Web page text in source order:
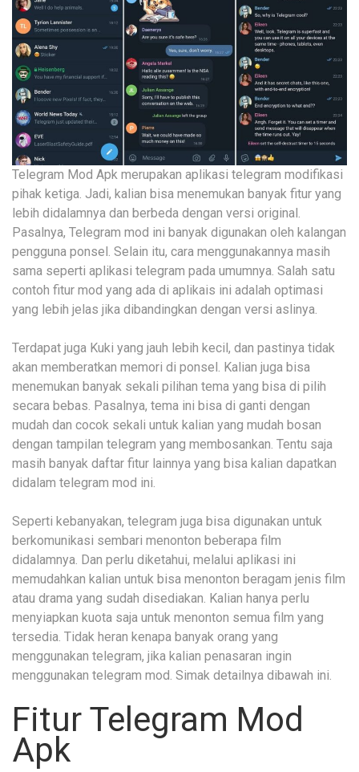
Telegram Mod Apk merupakan aplikasi telegram modifikasi
pihak ketiga. Jadi, kalian bisa menemukan banyak fitur yang
lebih didalamnya dan berbeda dengan versi original.
Pasalnya, Telegram mod ini banyak digunakan oleh kalangan
pengguna ponsel. Selain itu, cara menggunakannya masih
sama seperti aplikasi telegram pada umumnya. Salah satu
contoh fitur mod yang ada di aplikais ini adalah optimasi
yang lebih jelas jika dibandingkan dengan versi aslinya.
Terdapat juga Kuki yang jauh lebih kecil, dan pastinya tidak
akan memberatkan memori di ponsel. Kalian juga bisa
menemukan banyak sekali pilihan tema yang bisa di pilih
secara bebas. Pasalnya, tema ini bisa di ganti dengan
mudah dan cocok sekali untuk kalian yang mudah bosan
dengan tampilan telegram yang membosankan. Tentu saja
masih banyak daftar fitur lainnya yang bisa kalian dapatkan
didalam telegram mod ini.
Seperti kebanyakan, telegram juga bisa digunakan untuk
berkomunikasi sembari menonton beberapa film
didalamnya. Dan perlu diketahui, melalui aplikasi ini
memudahkan kalian untuk bisa menonton beragam jenis film
atau drama yang sudah disediakan. Kalian hanya perlu
menyiapkan kuota saja untuk menonton semua film yang
tersedia. Tidak heran kenapa banyak orang yang
menggunakan telegram, jika kalian penasaran ingin
menggunakan telegram mod. Simak detailnya dibawah ini.
Fitur Telegram Mod
Apk